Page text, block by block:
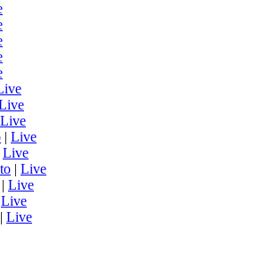
Live
| Live
Live
| Live
| Live
Live
| Live